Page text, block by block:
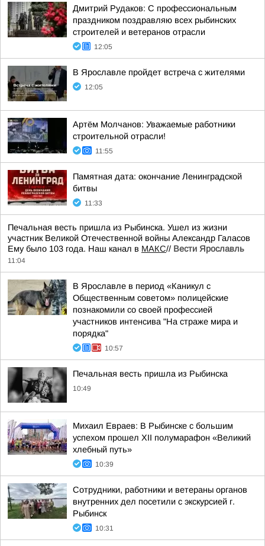
Дмитрий Рудаков: С профессиональным
праздником поздравляю всех рыбинских
строителей и ветеранов отрасли
12:05
В Ярославле пройдет встреча с жителями
12:05
Артём Молчанов: Уважаемые работники
строительной отрасли!
11:55
Памятная дата: окончание Ленинградской
битвы
11:33
Печальная весть пришла из Рыбинска. Ушел из жизни
участник Великой Отечественной войны Александр Галасов
Ему было 103 года. Наш канал в МАКС// Вести Ярославль
11:04
В Ярославле в период «Каникул с
Общественным советом» полицейские
познакомили со своей профессией
участников интенсива "На страже мира и
порядка"
10:57
Печальная весть пришла из Рыбинска
10:49
Михаил Евраев: В Рыбинске с большим
успехом прошел XII полумарафон «Великий
хлебный путь»
10:39
Сотрудники, работники и ветераны органов
внутренних дел посетили с экскурсией г.
Рыбинск
10:31